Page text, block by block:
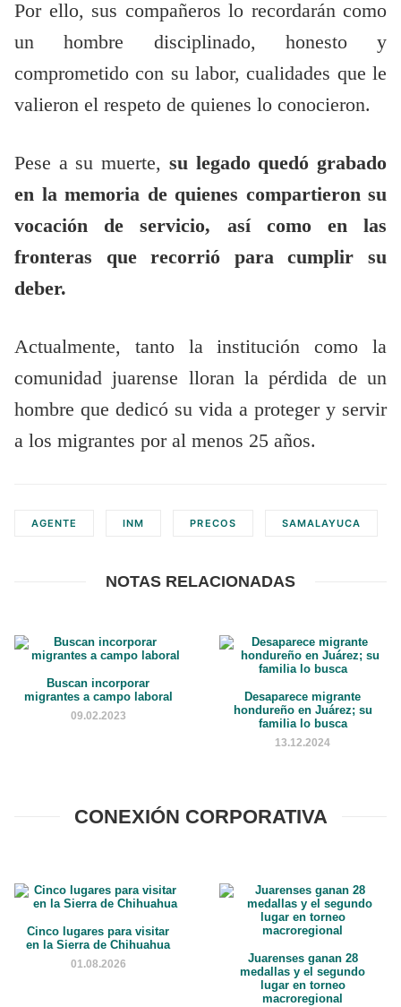
Por ello, sus compañeros lo recordarán como
un hombre disciplinado, honesto y
comprometido con su labor, cualidades que le
valieron el respeto de quienes lo conocieron.
Pese a su muerte, su legado quedó grabado
en la memoria de quienes compartieron su
vocación de servicio, así como en las
fronteras que recorrió para cumplir su
deber.
Actualmente, tanto la institución como la
comunidad juarense lloran la pérdida de un
hombre que dedicó su vida a proteger y servir
a los migrantes por al menos 25 años.
AGENTE INM PRECOS SAMALAYUCA
NOTAS RELACIONADAS
Buscan incorporar
migrantes a campo laboral
09.02.2023
Desaparece migrante
hondureño en Juárez; su
familia lo busca
13.12.2024
CONEXIÓN CORPORATIVA
Cinco lugares para visitar
en la Sierra de Chihuahua
01.08.2026
Juarenses ganan 28
medallas y el segundo
lugar en torneo
macroregional